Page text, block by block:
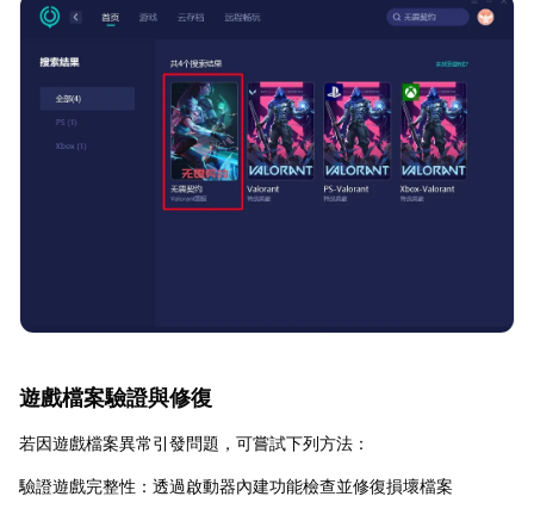
遊戲檔案驗證與修復
若因遊戲檔案異常引發問題，可嘗試下列方法：
驗證遊戲完整性：透過啟動器內建功能檢查並修復損壞檔案